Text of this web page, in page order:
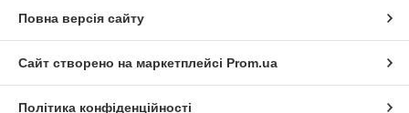
Повна версія сайту
Сайт створено на маркетплейсі Prom.ua
Політика конфіденційності